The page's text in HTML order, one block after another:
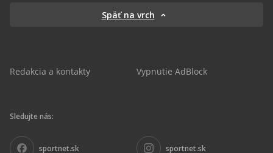
Späť na vrch
Redakcia a kontakty Vypnutie AdBlock
Sledujte nás:
sportnet.sk sportnet.sk